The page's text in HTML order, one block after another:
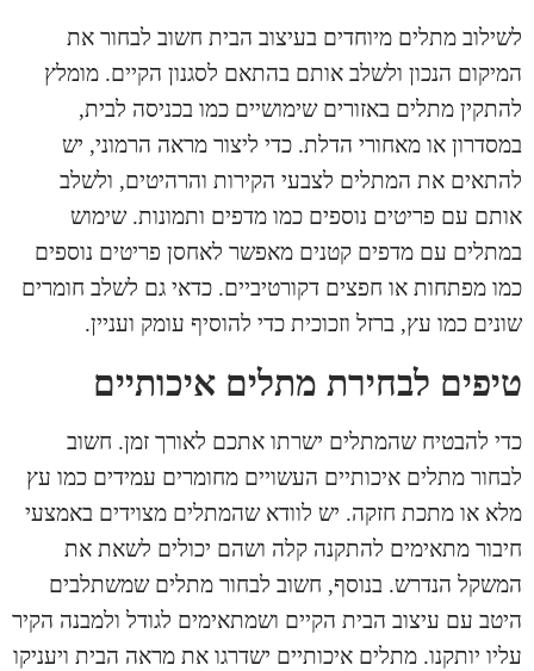
לשילוב מתלים מיוחדים בעיצוב הבית חשוב לבחור את
המיקום הנכון ולשלב אותם בהתאם לסגנון הקיים. מומלץ
להתקין מתלים באזורים שימושיים כמו בכניסה לבית,
במסדרון או מאחורי הדלת. כדי ליצור מראה הרמוני, יש
להתאים את המתלים לצבעי הקירות והרהיטים, ולשלב
אותם עם פריטים נוספים כמו מדפים ותמונות. שימוש
במתלים עם מדפים קטנים מאפשר לאחסן פריטים נוספים
כמו מפתחות או חפצים דקורטיביים. כדאי גם לשלב חומרים
שונים כמו עץ, ברזל וזכוכית כדי להוסיף עומק ועניין.
טיפים לבחירת מתלים איכותיים
כדי להבטיח שהמתלים ישרתו אתכם לאורך זמן. חשוב
לבחור מתלים איכותיים העשויים מחומרים עמידים כמו עץ
מלא או מתכת חזקה. יש לוודא שהמתלים מצוידים באמצעי
חיבור מתאימים להתקנה קלה ושהם יכולים לשאת את
המשקל הנדרש. בנוסף, חשוב לבחור מתלים שמשתלבים
היטב עם עיצוב הבית הקיים ושמתאימים לגודל ולמבנה הקיר
עליו יותקנו. מתלים איכותיים ישדרגו את מראה הבית ויעניקו